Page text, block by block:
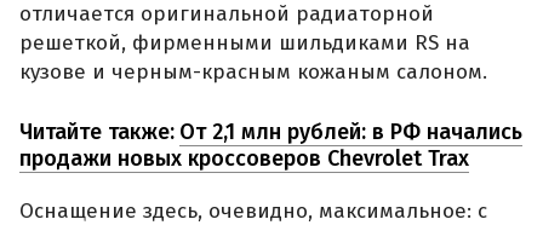
отличается оригинальной радиаторной
решеткой, фирменными шильдиками RS на
кузове и черным-красным кожаным салоном.
Читайте также: От 2,1 млн рублей: в РФ начались
продажи новых кроссоверов Chevrolet Trax
Оснащение здесь, очевидно, максимальное: с